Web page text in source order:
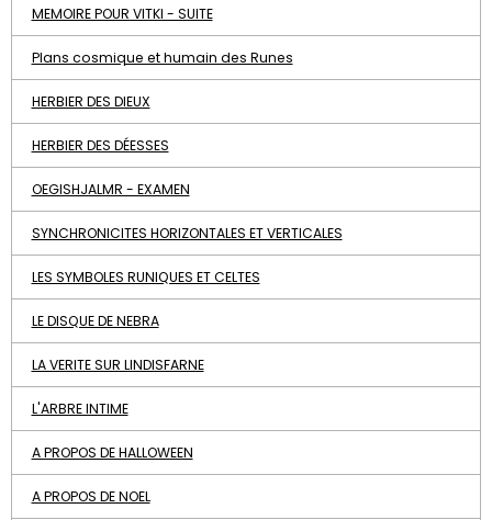
MEMOIRE POUR VITKI - SUITE
Plans cosmique et humain des Runes
HERBIER DES DIEUX
HERBIER DES DÉESSES
OEGISHJALMR - EXAMEN
SYNCHRONICITES HORIZONTALES ET VERTICALES
LES SYMBOLES RUNIQUES ET CELTES
LE DISQUE DE NEBRA
LA VERITE SUR LINDISFARNE
L'ARBRE INTIME
A PROPOS DE HALLOWEEN
A PROPOS DE NOEL